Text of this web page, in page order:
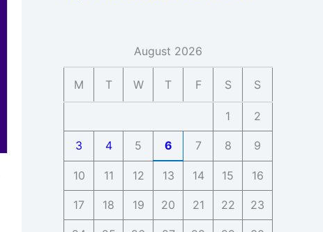
August 2026
M T W T F S S
1 2
3 4 5 6 7 8 9
10 11 12 13 14 15 16
17 18 19 20 21 22 23